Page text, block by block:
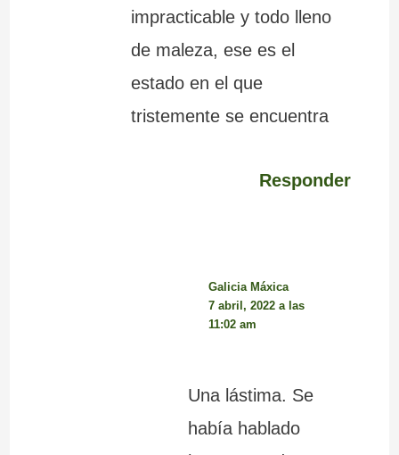
impracticable y todo lleno
de maleza, ese es el
estado en el que
tristemente se encuentra
Responder
Galicia Máxica
7 abril, 2022 a las
11:02 am
Una lástima. Se
había hablado